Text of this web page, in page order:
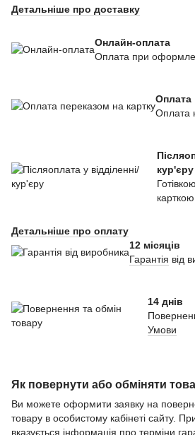
Детальніше про доставку
Онлайн-оплата
Оплата при
Оплата
Оплата
кур'єру
карткою
Детальніше про оплату
12 місяців
Гарантія від
14 днів
Умови
Як повернути або обміняти
Ви можете оформити заявку на
товару в особистому кабінеті сайту.
вказується інформація про терміни